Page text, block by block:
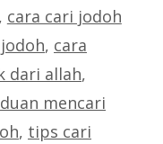
, cara cari jodoh
, cara
dari allah,
mencari
, tips cari